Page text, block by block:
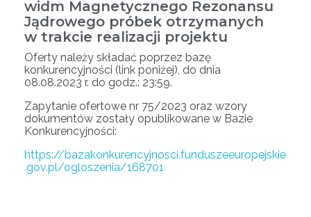
widm Magnetycznego Rezonansu
Jądrowego próbek otrzymanych
w trakcie realizacji projektu
Oferty należy składać poprzez bazę
konkurencyjności (link poniżej), do dnia
08.08.2023 r. do godz.: 23:59.
Zapytanie ofertowe nr 75/2023 oraz wzory
dokumentów zostały opublikowane w Bazie
Konkurencyjności:
https://bazakonkurencyjnosci.funduszeeuropejskie
.gov.pl/ogloszenia/168701